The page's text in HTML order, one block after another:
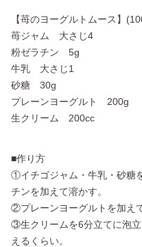
【苺のヨーグルトムース】
苺ジャム 大さじ4
粉ゼラチン 5g
牛乳 大さじ1
砂糖 30g
プレーンヨーグルト 200g
生クリーム 200cc
■作り方
①イチゴジャム・牛乳・砂糖
チンを加えて溶かす。
②プレーンヨーグルトを加え
③生クリームを6分立てに泡
えるくらい。